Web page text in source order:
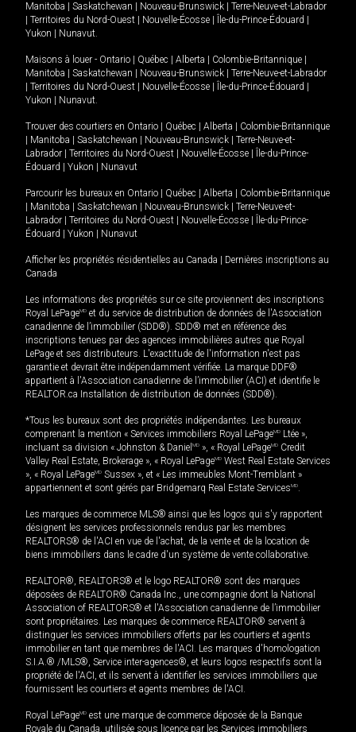
Manitoba
Saskatchewan Nouveau-Brunswick
Terre-Neuve-et-Labrador
Territoires du Nord-Ouest Nouvelle-Écosse Île-du-Prince-Édouard
Yukon
Nunavut.
Maisons à louer - Ontario Québec Alberta Colombie-Britannique
Manitoba
Saskatchewan Nouveau-Brunswick
Terre-Neuve-et-Labrador
Territoires du Nord-Ouest Nouvelle-Écosse Île-du-Prince-Édouard
Yukon
Nunavut.
Trouver des courtiers en Ontario Québec Alberta
Colombie-Britannique
Manitoba Saskatchewan Nouveau-Brunswick
Terre-Neuve-et-
Labrador
Territoires du Nord-Ouest Nouvelle-Écosse
Île-du-Prince-
Édouard
Yukon Nunavut
Parcourir les bureaux en Ontario Québec Alberta
Colombie-Britannique
Manitoba Saskatchewan Nouveau-Brunswick
Terre-Neuve-et-
Labrador
Territoires du Nord-Ouest Nouvelle-Écosse
Île-du-Prince-
Édouard
Yukon Nunavut
Afficher les propriétés résidentielles au Canada
Dernières inscriptions au
Canada
Les informations des propriétés sur ce site proviennent des inscriptions
Royal LePageMD et du service de distribution de données de l'Association
canadienne de l’immobilier (SDD®). SDD® met en référence des
inscriptions tenues par des agences immobilières autres que Royal
LePage et ses distributeurs. L'exactitude de l'information n'est pas
garantie et devrait être indépendamment vérifiée. La marque DDF®
appartient à l'Association canadienne de l’immobilier (ACI) et identifie le
REALTOR.ca Installation de distribution de données (SDD®).
*Tous les bureaux sont des propriétés indépendantes. Les bureaux
comprenant la mention « Services immobiliers Royal LePageMD Ltée »,
incluant sa division « Johnston & Daniel MD », « Royal LePageMD Credit
Valley Real Estate, Brokerage », « Royal LePageMD West Real Estate Services
», « Royal LePageMD Sussex », et « Les immeubles Mont-Tremblant »
appartiennent et sont gérés par Bridgemarq Real Estate ServicesMD.
Les marques de commerce MLS® ainsi que les logos qui s'y rapportent
désignent les services professionnels rendus par les membres
REALTORS® de l'ACI en vue de l'achat, de la vente et de la location de
biens immobiliers dans le cadre d'un système de vente collaborative.
REALTOR®, REALTORS® et le logo REALTOR® sont des marques
déposées de REALTOR® Canada Inc., une compagnie dont la National
Association of REALTORS® et l'Association canadienne de l’immobilier
sont propriétaires. Les marques de commerce REALTOR® servent à
distinguer les services immobiliers offerts par les courtiers et agents
immobilier en tant que membres de l'ACI. Les marques d'homologation
S.I.A.® /MLS®, Service inter-agences®, et leurs logos respectifs sont la
propriété de l'ACI, et ils servent à identifier les services immobiliers que
fournissent les courtiers et agents membres de l'ACI.
Royal LePageMD est une marque de commerce déposée de la Banque
Royale du Canada, utilisée sous licence par les Services immobiliers